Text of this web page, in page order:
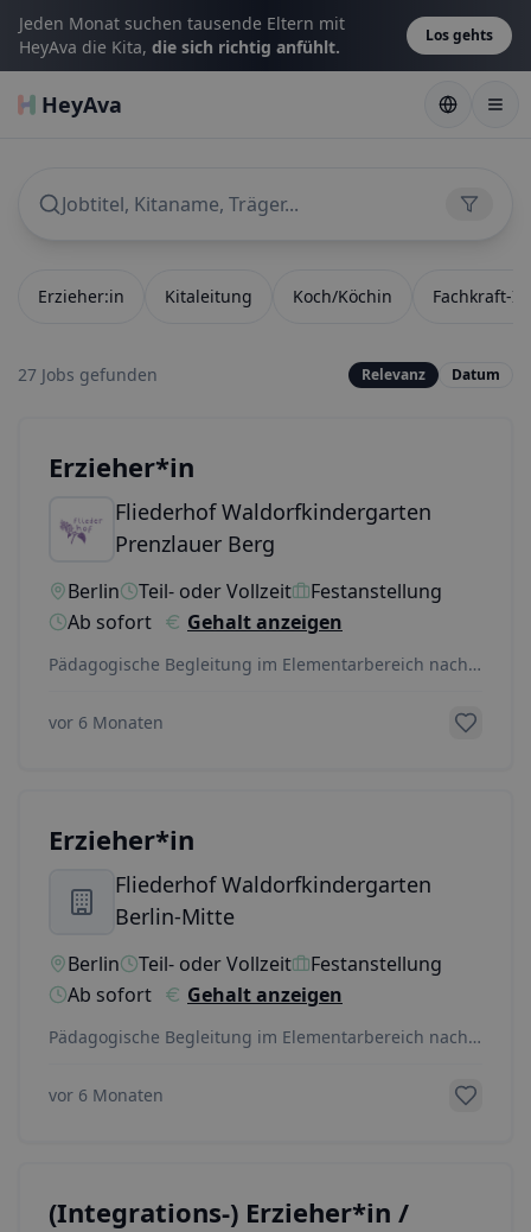
Jeden Monat suchen tausende Eltern mit
HeyAva die Kita, die sich richtig anfühlt.
Los gehts
HeyAva
Jobtitel, Kitaname, Träger...
Erzieher:in Kitaleitung Koch/Köchin Fachkraft-
27 Jobs gefunden Relevanz Datum
Erzieher*in
Fliederhof Waldorfkindergarten
Prenzlauer Berg
Berlin Teil- oder Vollzeit
Festanstellung
Ab sofort
Gehalt anzeigen
Pädagogische Begleitung im Elementarbereich nach
Reige ...
vor 6 Monaten
Erzieher*in
Fliederhof Waldorfkindergarten
Berlin-Mitte
Berlin Teil- oder Vollzeit
Festanstellung
Ab sofort
Gehalt anzeigen
Pädagogische Begleitung im Elementarbereich nach
Reige ...
vor 6 Monaten
(Integrations-) Erzieher*in /